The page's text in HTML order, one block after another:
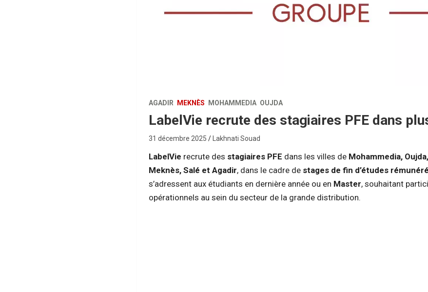
AGADIR MEKNÈS MOHAMMEDIA OUJDA
LabelVie recrute des stagiaires PFE dans
31 décembre 2025 Lakhnati Souad
LabelVie recrute des stagiaires PFE dans les villes de Mohammedia,
Meknès, Salé et Agadir, dans le cadre de stages de fin d’études
s’adressent aux étudiants en dernière année ou en Master, souhaitant
opérationnels au sein du secteur de la grande distribution.